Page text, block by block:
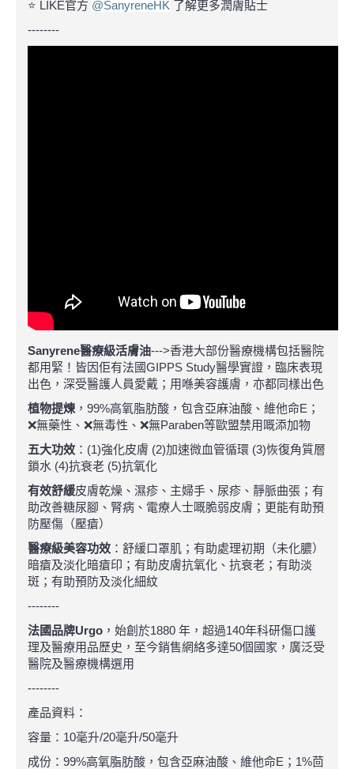
⭐ LIKE官方 @SanyreneHK 了解更多潤膚貼士
--------
Sanyrene醫療級活膚油--->香港大部份醫療機構包括醫院
都用緊！皆因佢有法國GIPPS Study醫學實證，臨床表現
出色，深受醫護人員愛戴；用喺美容護膚，亦都同樣出色
植物提煉 ，99%高氧脂肪酸，包含亞麻油酸、維他命E；
❌無藥性、❌無毒性、❌無Paraben等歐盟禁用嘅添加物
五大功效 ：(1)強化皮膚 (2)加速微血管循環 (3)恢復角質層
鎖水 (4)抗衰老 (5)抗氧化
有效舒緩皮膚乾燥、濕疹、主婦手、尿疹、靜脈曲張；有
助改善糖尿腳、腎病、電療人士嘅脆弱皮膚；更能有助預
防壓傷（壓瘡）
醫療級美容功效 ：舒緩口罩肌；有助處理初期（未化膿）
暗瘡及淡化暗瘡印；有助皮膚抗氧化、抗衰老；有助淡
斑；有助預防及淡化細紋
--------
法國品牌Urgo ，始創於1880 年，超過140年科研傷口護
理及醫療用品歷史，至今銷售網絡多達50個國家，廣泛受
醫院及醫療機構選用
--------
產品資料：
容量：10毫升/20毫升/50毫升
成份：99%高氧脂肪酸，包含亞麻油酸、維他命E；1%茴